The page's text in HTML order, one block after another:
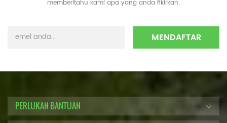
memberitahu kami apa yang anda fikirkan.
PERLUKAN BANTUAN